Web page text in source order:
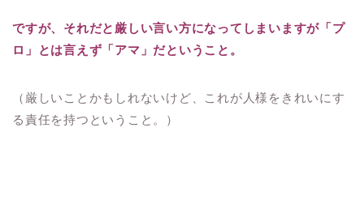
ですが、それだと厳しい言い方になってしまいますが「プ
ロ」とは言えず「アマ」だということ。
（厳しいことかもしれないけど、これが人様をきれいにす
る責任を持つということ。）